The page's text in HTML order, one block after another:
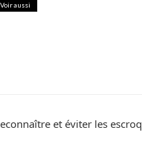
Voir aussi
et éviter les